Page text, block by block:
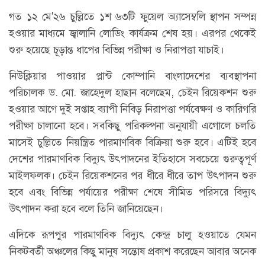
গত ১২ মে'২৬ চুল্লিতে ১শ ৬৩টি ফুয়েল অ্যাসেম্বলি স্থাপন সম্পন্ন
হওয়ার মাধ্যমে জ্বালানি লোডিং কার্যক্রম শেষ হয়। এরপর থেকেই
শুরু হয়েছে চূড়ান্ত ধাপের বিভিন্ন পরীক্ষা ও নিরাপত্তা যাচাই।
নিউক্লিয়ার পাওয়ার প্লান্ট কোম্পানি বাংলাদেশের ব্যবস্থাপনা
পরিচালক ড. মো. জাহেদুল হাছান বলেছেম, চেইন রিয়েকশন শুরু
হওয়ার আগে দুই সপ্তাহ ব্যাপী নিবিড় নিরাপত্তা পর্যবেক্ষণ ও কারিগরি
পরীক্ষা চালানো হবে। সবকিছু পরিকল্পনা অনুযায়ী এগোলে চলতি
মাসেই চুল্লিতে নিয়ন্ত্রিত পারমাণবিক বিক্রিয়া শুরু হবে। এটিই হবে
দেশের পারমাণবিক বিদ্যুৎ উৎপাদনের ইতিহাসে সবচেয়ে গুরুত্বপূর্ণ
মাইলফলক। চেইন রিয়েকশনের পর ধীরে ধীরে তাপ উৎপাদন শুরু
হবে এবং বিভিন্ন পর্যায়ের পরীক্ষা শেষে সীমিত পরিসরে বিদ্যুৎ
উৎপাদন করা হবে বলে তিনি জানিয়েছেন।
এদিকে রূপপুর পারমাণবিক বিদ্যুৎ কেন্দ্র চালু হওয়াতে যেমন
নিকটবর্তী অঞ্চলের কিছু মানুষ সন্তোষ প্রকাশ করেছেন আবার অনেক